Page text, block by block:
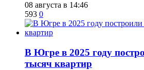
08 августа в 14:46
593 0
​В Югре в 2025 году
тысяч квартир